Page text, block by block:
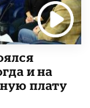
и на
плату